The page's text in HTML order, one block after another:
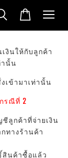
งินให้กับลูกค้า
านั้น
เข้ามาเท่านั้น
รณีที่ 2
ลูกค้าที่จ่ายเงิน
ทางร้านค้า
นค้าซื้อแล้ว